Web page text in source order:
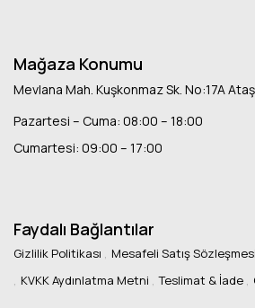
Mağaza Konumu
Mevlana Mah. Kuşkonmaz Sk. No:17A
Pazartesi – Cuma: 08:00 – 18:00
Cumartesi: 09:00 – 17:00
Faydalı Bağlantılar
Gizlilik Politikası
Mesafeli Satış Sözleşmesi
KVKK Aydınlatma Metni
Teslimat & İade